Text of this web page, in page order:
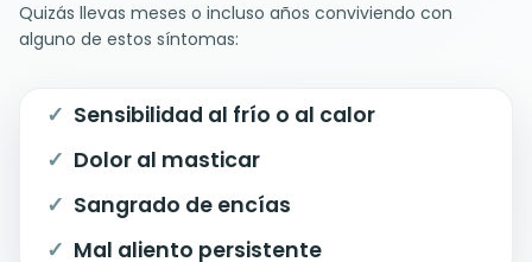
Quizás llevas meses o incluso años conviviendo con
alguno de estos síntomas:
Sensibilidad al frío o al calor
Dolor al masticar
Sangrado de encías
Mal aliento persistente